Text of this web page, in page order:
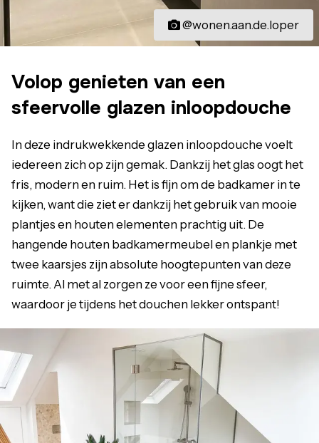
@wonen.aan.de.loper
Volop genieten van een
sfeervolle glazen inloopdouche
In deze indrukwekkende glazen inloopdouche voelt
iedereen zich op zijn gemak. Dankzij het glas oogt het
fris, modern en ruim. Het is fijn om de badkamer in te
kijken, want die ziet er dankzij het gebruik van mooie
plantjes en houten elementen prachtig uit. De
hangende houten badkamermeubel en plankje met
twee kaarsjes zijn absolute hoogtepunten van deze
ruimte. Al met al zorgen ze voor een fijne sfeer,
waardoor je tijdens het douchen lekker ontspant!